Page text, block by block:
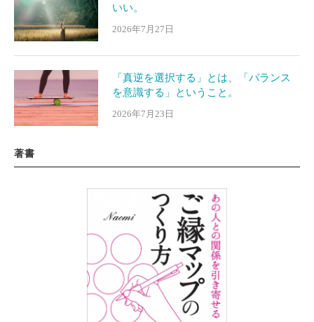
いい。
2026年7月27日
「真逆を選択する」とは、「バランス
を意識する」ということ。
2026年7月23日
著書